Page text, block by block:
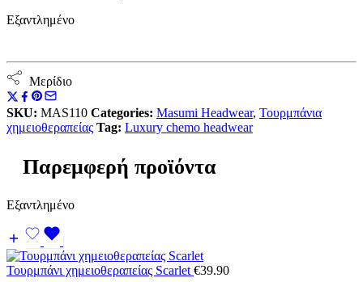
Εξαντλημένο
Μερίδιο
SKU: MAS110 Categories: Masumi Headwear, Τουρμπάνια
χημειοθεραπείας Tag: Luxury chemo headwear
Παρεμφερή προϊόντα
Εξαντλημένο
Τουρμπάνι χημειοθεραπείας Scarlet€39.90